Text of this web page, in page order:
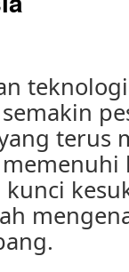
terus